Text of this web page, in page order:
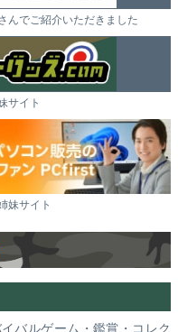
んでご紹介いただきました
サイト
妹サイト
バルゲーム・鑑賞・コレク